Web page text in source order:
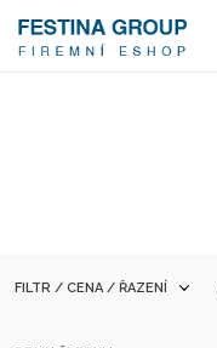
FILTR / CENA / ŘAZENÍ